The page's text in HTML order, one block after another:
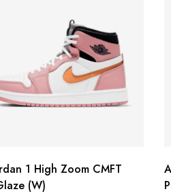
1 High Zoom CMFT
(W)